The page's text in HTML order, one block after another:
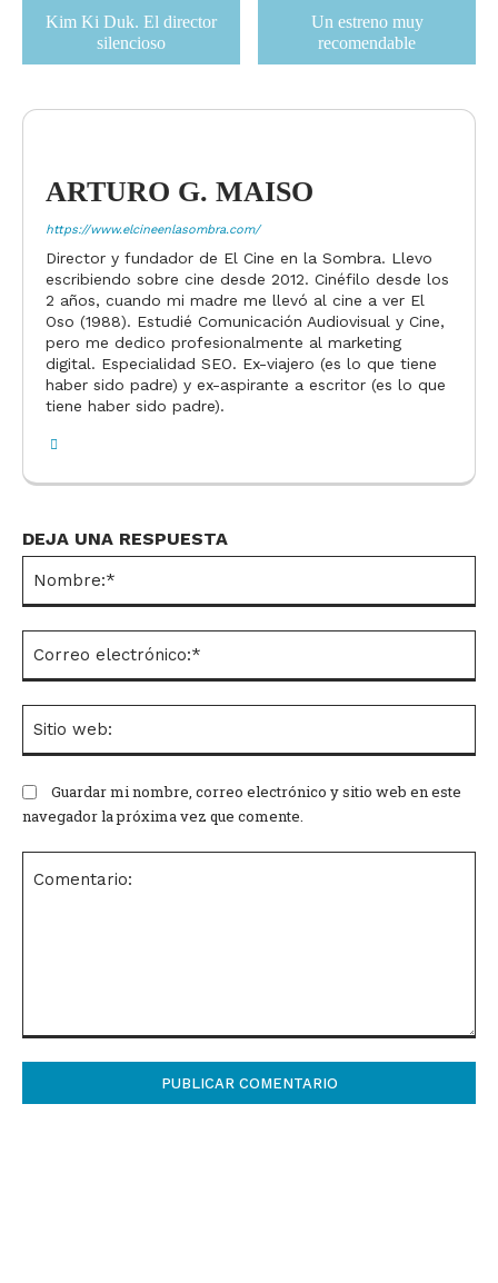
Kim Ki Duk. El director
silencioso
Un estreno muy
recomendable
ARTURO G. MAISO
https://www.elcineenlasombra.com/
Director y fundador de El Cine en la Sombra. Llevo
escribiendo sobre cine desde 2012. Cinéfilo desde los
2 años, cuando mi madre me llevó al cine a ver El
Oso (1988). Estudié Comunicación Audiovisual y Cine,
pero me dedico profesionalmente al marketing
digital. Especialidad SEO. Ex-viajero (es lo que tiene
haber sido padre) y ex-aspirante a escritor (es lo que
tiene haber sido padre).
DEJA UNA RESPUESTA
Comentario:
Guardar mi nombre, correo electrónico y sitio web en este
navegador la próxima vez que comente.